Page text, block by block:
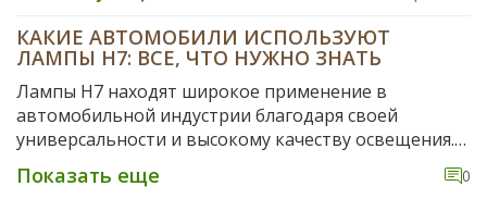
КАКИЕ АВТОМОБИЛИ ИСПОЛЬЗУЮТ
ЛАМПЫ H7: ВСЕ, ЧТО НУЖНО ЗНАТЬ
Лампы H7 находят широкое применение в
автомобильной индустрии благодаря своей
универсальности и высокому качеству освещения.
Владельцы автомобилей могут столкнуться с
вопросом, какие модели машин используют эти
Показать еще 0